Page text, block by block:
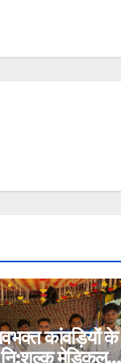
कांवड़ियों के
नि:शुल्क मेडिकल